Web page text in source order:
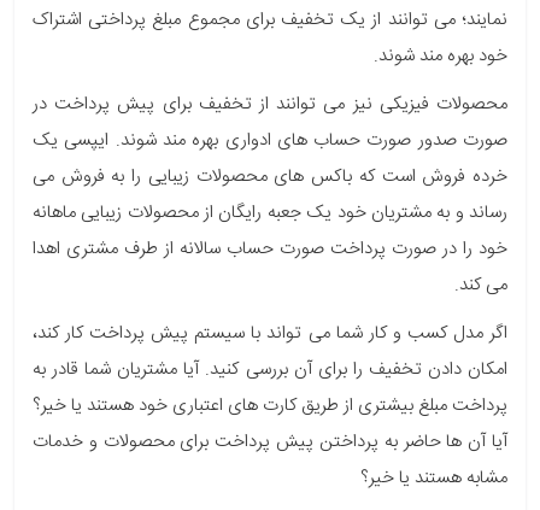
نمایند؛ می ‎توانند از یک تخفیف برای مجموع مبلغ پرداختی اشتراک
خود بهره مند شوند.
محصولات فیزیکی نیز می توانند از تخفیف برای پیش پرداخت در
صورت صدور صورت حساب های ادواری بهره مند شوند. ایپسی یک
خرده فروش است که باکس های محصولات زیبایی را به فروش می
رساند و به مشتریان خود یک جعبه رایگان از محصولات زیبایی ماهانه
خود را در صورت پرداخت صورت حساب سالانه از طرف مشتری اهدا
می کند.
اگر مدل کسب و کار شما می تواند با سیستم پیش پرداخت کار کند،
امکان دادن تخفیف را برای آن بررسی کنید. آیا مشتریان شما قادر به
پرداخت مبلغ بیشتری از طریق کارت های اعتباری خود هستند یا خیر؟
آیا آن ها حاضر به پرداختن پیش پرداخت برای محصولات و خدمات
مشابه هستند یا خیر؟